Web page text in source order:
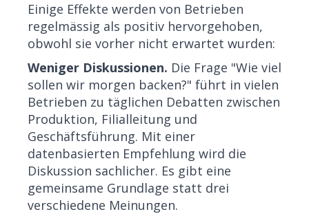
Einige Effekte werden von Betrieben
regelmässig als positiv hervorgehoben,
obwohl sie vorher nicht erwartet wurden:
Weniger Diskussionen. Die Frage "Wie viel
sollen wir morgen backen?" führt in vielen
Betrieben zu täglichen Debatten zwischen
Produktion, Filialleitung und
Geschäftsführung. Mit einer
datenbasierten Empfehlung wird die
Diskussion sachlicher. Es gibt eine
gemeinsame Grundlage statt drei
verschiedene Meinungen.